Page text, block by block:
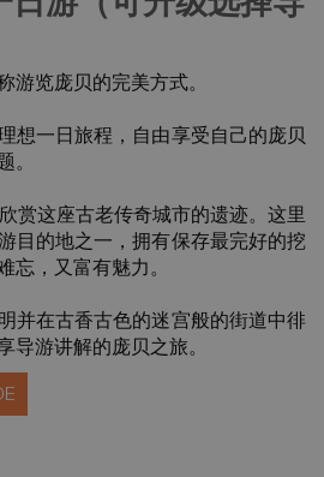
游览庞贝的完美方式。
想一日旅程，自由享受自己的庞贝
赏这座古老传奇城市的遗迹。这里
目的地之一，拥有保存最完好的挖
忘，又富有魅力。
并在古香古色的迷宫般的街道中徘
游讲解的庞贝之旅。